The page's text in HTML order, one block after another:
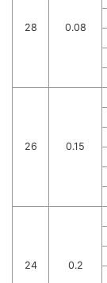
28 0.08
26 0.15
24 0.2